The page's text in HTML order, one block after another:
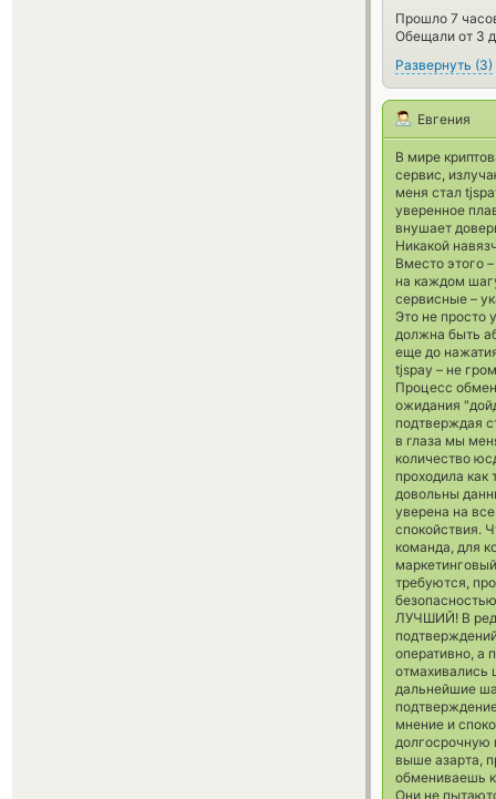
Прошло 7
Обещали от 3
Развернуть (3)
Евгения
В мире
сервис,
меня стал
уверенное
внушает
Никакой
Вместо этого
на каждом
сервисные –
Это не просто
должна быть
еще до
tjspay – не
Процесс
ожидания
подтверждая
в глаза мы
количество
проходила как
довольны
уверена на
спокойствия.
команда, для
требуются,
ЛУЧШИЙ! В
оперативно, а
отмахивались
дальнейшие
мнение и
долгосрочную
выше азарта,
обмениваешь
Они не